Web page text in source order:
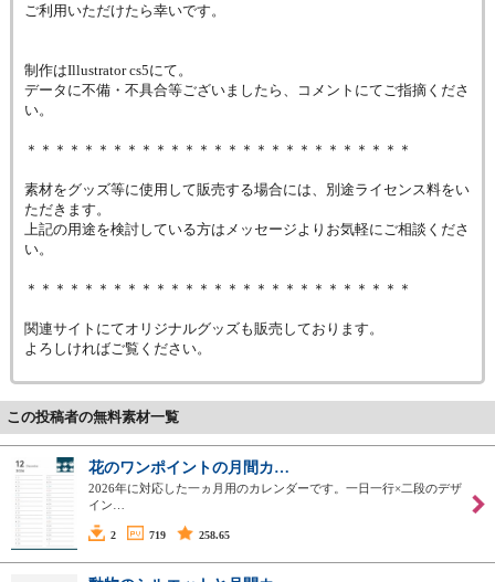
ご利用いただけたら幸いです。
制作はIllustrator cs5にて。
データに不備・不具合等ございましたら、コメントにてご指摘くださ
い。
＊＊＊＊＊＊＊＊＊＊＊＊＊＊＊＊＊＊＊＊＊＊＊＊＊＊＊
素材をグッズ等に使用して販売する場合には、別途ライセンス料をい
ただきます。
上記の用途を検討している方はメッセージよりお気軽にご相談くださ
い。
＊＊＊＊＊＊＊＊＊＊＊＊＊＊＊＊＊＊＊＊＊＊＊＊＊＊＊
関連サイトにてオリジナルグッズも販売しております。
よろしければご覧ください。
この投稿者の無料素材一覧
花のワンポイントの月間カ…
2026年に対応した一ヵ月用のカレンダーです。一日一行×二段のデザ
イン…
2 719 258.65